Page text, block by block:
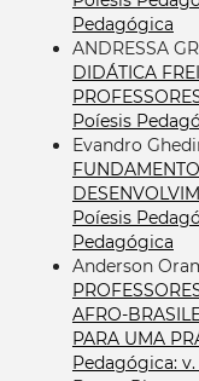
Pedagógica
ANDRESSA
DIDÁTICA
Poíesis
Evandro
Poíesis
Pedagógica
Anderson
AFRO-
PARA UMA
Pedagógica: v.